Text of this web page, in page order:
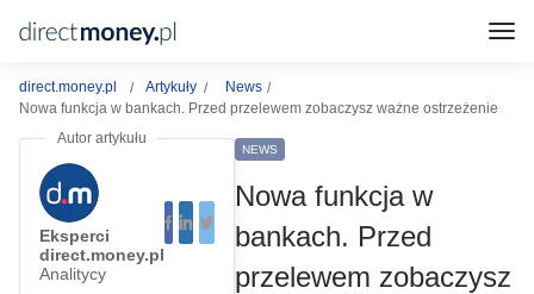
direct.money.pl Artykuły
News
Nowa funkcja w bankach. Przed przelewem zobaczysz ważne ostrzeżenie
Eksperci
direct.money.pl
Analitycy
NEWS
Nowa funkcja w
bankach. Przed
przelewem zobaczysz